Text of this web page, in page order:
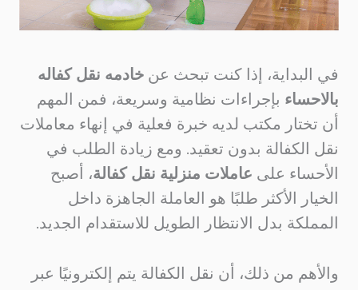
في البداية، إذا كنت تبحث عن خادمه نقل كفاله
بالاحساء بإجراءات نظامية وسريعة، فمن المهم
أن تختار مكتب لديه خبرة فعلية في إنهاء معاملات
نقل الكفالة بدون تعقيد. ومع زيادة الطلب في
الأحساء على عاملات منزلية نقل كفالة، أصبح
الخيار الأكثر طلبًا هو العاملة الجاهزة داخل
المملكة بدل الانتظار الطويل للاستقدام الجديد.
والأهم من ذلك، أن نقل الكفالة يتم إلكترونيًا عبر